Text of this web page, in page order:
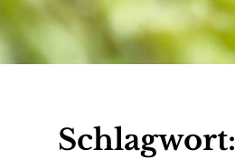
Schlagwort: